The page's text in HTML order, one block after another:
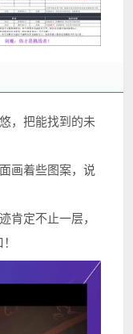
，把能找到的未
画着些图案，说
肯定不止一层，